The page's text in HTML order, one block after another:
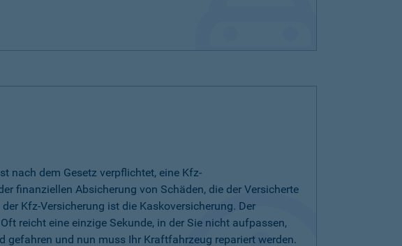
nach dem Gesetz verpflichtet, eine Kfz-
finanziellen Absicherung von Schäden, die der Versicherte
Kfz-Versicherung ist die Kaskoversicherung. Der
reicht eine einzige Sekunde, in der Sie nicht aufpassen,
und nun muss Ihr Kraftfahrzeug repariert werden.